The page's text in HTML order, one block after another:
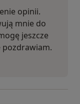
opinii.
mnie do
jeszcze
pozdrawiam.